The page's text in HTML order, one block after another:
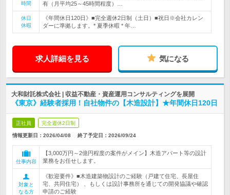
時間
有（月平均25～45時間程度）…
休日
休暇
《年間休日120日》■完全週休2日制（土日）■祝日※会社カレン
ダーに準拠します。* 夏季休暇 * 年…
求人詳細を見る 気になる
大和財託株式会社 | 収益不動産・資産運用コンサルティングを展開
《東京》経験者採用！自社物件の【木造設計】★年間休日120日
正社員 完全週休2日制
情報更新日：2026/04/08 終了予定日： 2026/09/24
仕事内容
【3,000万円～2億円程度の案件がメイン】木造アパート等の設計
業務をお任せします。
対象と
なる方
《歓迎要件》■木造建築物設計のご経験（戸建て住宅、長屋住
宅、共同住宅） 、もしくは設計事務所を通じての開発協議や確認
申請のご経験